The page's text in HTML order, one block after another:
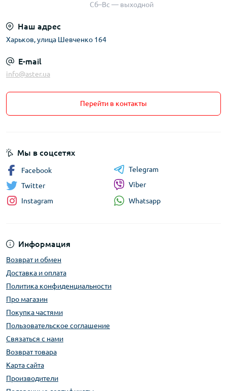
Сб–Вс — выходной
Наш адрес
Харьков, улица Шевченко 164
E-mail
info@aster.ua
Перейти в контакты
Информация
Возврат и обмен
Доставка и оплата
Политика конфиденциальности
Про магазин
Покупка частями
Пользовательское соглашение
Связаться с нами
Возврат товара
Карта сайта
Производители
Мы в соцсетях
Facebook
Twitter
Instagram
Telegram
Viber
Whatsapp